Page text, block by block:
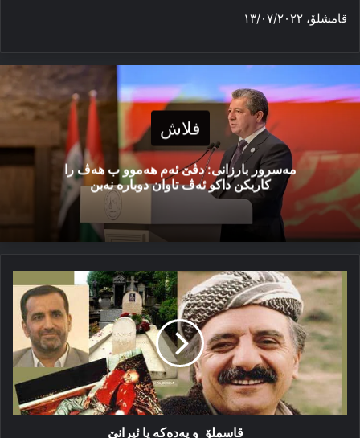
قامشلۆ، ۱۳/۰۷/۲۰۲۲
فلاش
مەسرور بارزانی: دڤێ ئەم هەموو ب هەڤ را
کاربکن داکو ئەڤ تاوان دوبارە نەبن
قاسملۆ
پەدەکە
ئیرانێ
قاسملۆ و پەدەکە یا ئیرانێ